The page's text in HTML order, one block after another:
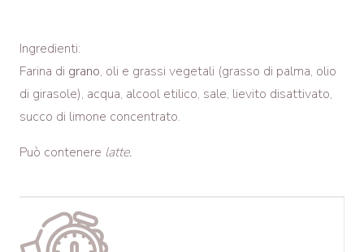
Ingredienti:
Farina di grano, oli e grassi vegetali (grasso di palma, olio
di girasole), acqua, alcool etilico, sale, lievito disattivato,
succo di limone concentrato.
Può contenere latte.